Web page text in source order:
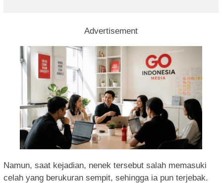
Advertisement
Namun, saat kejadian, nenek tersebut salah memasuki
celah yang berukuran sempit, sehingga ia pun terjebak.